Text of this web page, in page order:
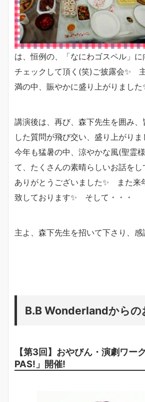
は、恒例の、「なにわゴスペル」
チェックして頂く(笑)ご披露会✨
満の中、賑やかに盛り上がりました
講演後は、再び、森下先生を囲み
した質問が飛び交い、盛り上がりま
今年も猛暑の中、涼やかな風(聖霊
て、たくさんの素晴らしいお話を
ありがとうございました✨ また来
致しております✨ そして・・・
主よ、森下先生を招いて下さり、感
B.B Wonderlandからの
【第3回】おやびん・演劇ワー
PAS!」開催!